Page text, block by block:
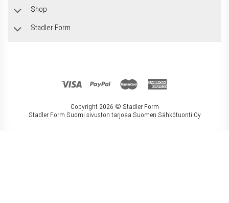
Shop
Stadler Form
Copyright 2026 © Stadler Form
Stadler Form Suomi sivuston tarjoaa Suomen Sähkötuonti Oy